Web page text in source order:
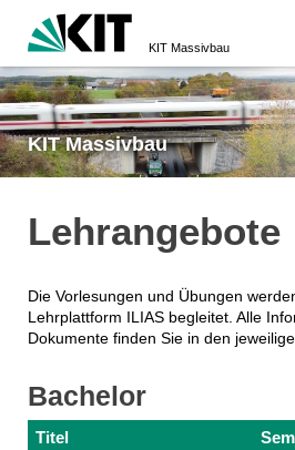
KIT Massivbau
KIT Massivbau
Lehrangebote
Die Vorlesungen und Übungen
Lehrplattform ILIAS begleitet. Alle
Dokumente finden Sie in den
Bachelor
Titel